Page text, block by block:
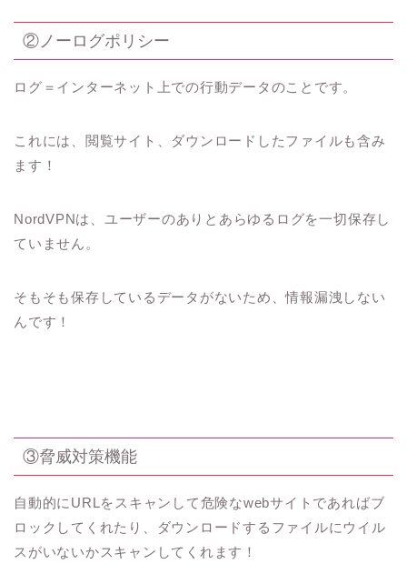
②ノーログポリシー
ログ＝インターネット上での行動データのことです。
これには、閲覧サイト、ダウンロードしたファイルも含み
ます！
NordVPNは、ユーザーのありとあらゆるログを一切保存し
ていません。
そもそも保存しているデータがないため、情報漏洩しない
んです！
③脅威対策機能
自動的にURLをスキャンして危険なwebサイトであればブ
ロックしてくれたり、ダウンロードするファイルにウイル
スがいないかスキャンしてくれます！